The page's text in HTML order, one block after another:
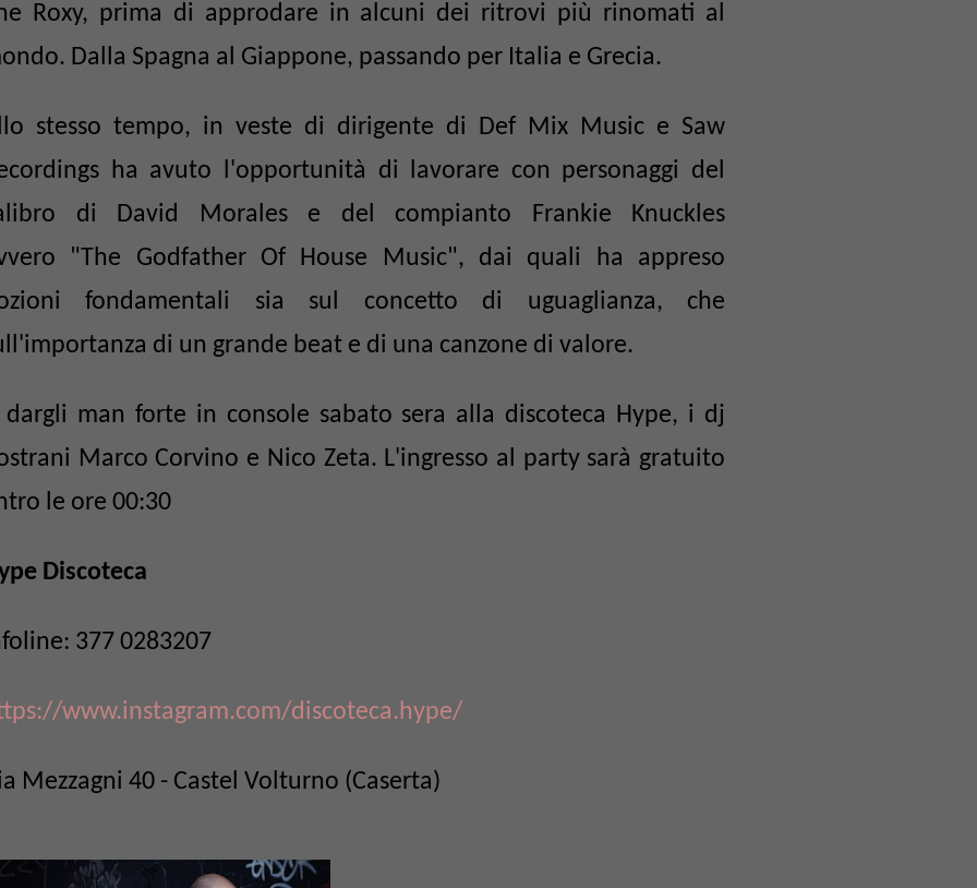
Roxy, prima di approdare in alcuni dei ritrovi più rinomati al
Dalla Spagna al Giappone, passando per Italia e Grecia.
stesso tempo, in veste di dirigente di Def Mix Music e Saw
ha avuto l'opportunità di lavorare con personaggi del
di David Morales e del compianto Frankie Knuckles
"The Godfather Of House Music", dai quali ha appreso
fondamentali sia sul concetto di uguaglianza, che
di un grande beat e di una canzone di valore.
dargli man forte in console sabato sera alla discoteca Hype, i dj
Marco Corvino e Nico Zeta. L'ingresso al party sarà gratuito
le ore 00:30
Discoteca
377 0283207
www.instagram.com/discoteca.hype/
Mezzagni 40 - Castel Volturno (Caserta)